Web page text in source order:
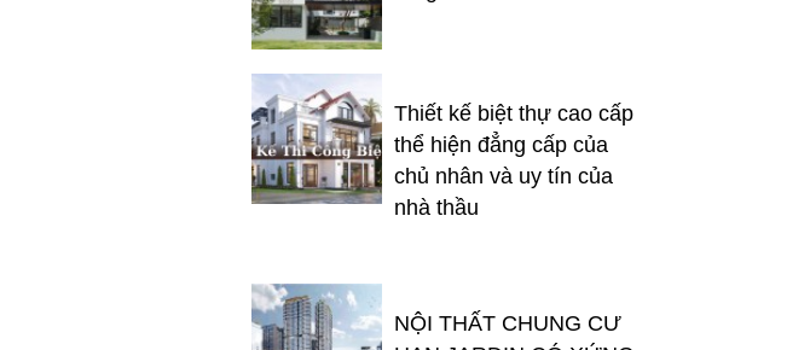
Thiết kế biệt thự cao cấp
thể hiện đẳng cấp của
chủ nhân và uy tín của
nhà thầu
NỘI THẤT CHUNG CƯ